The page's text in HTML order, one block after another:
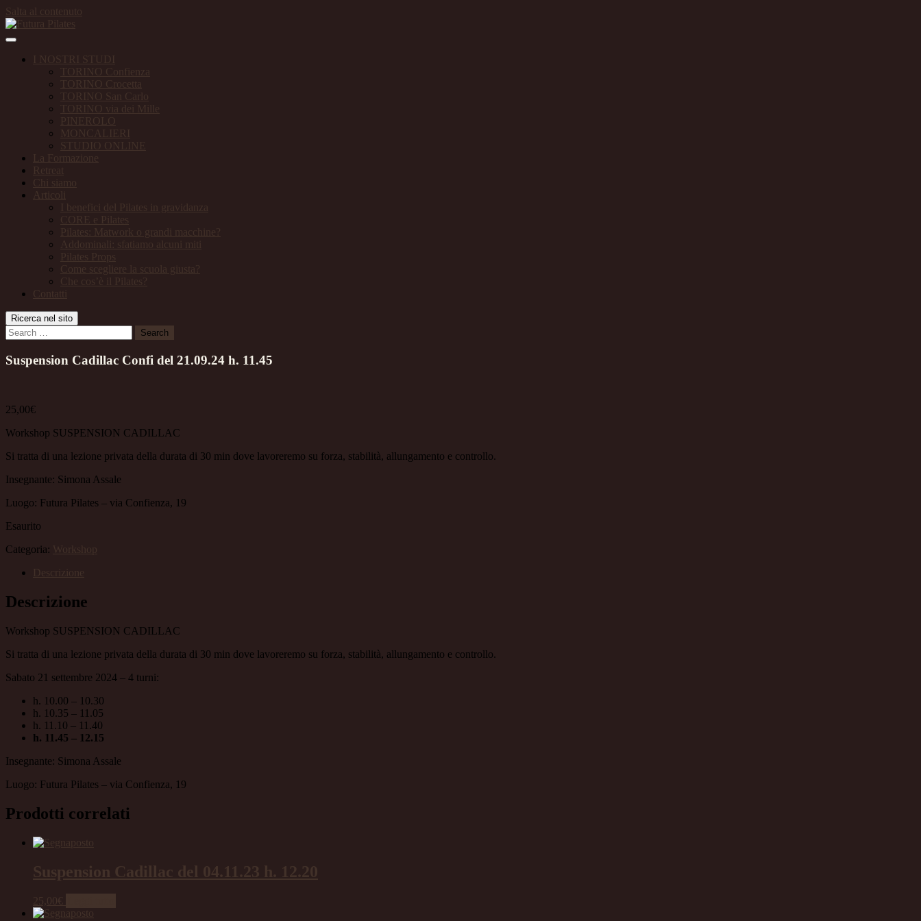
Salta al contenuto
I NOSTRI STUDI
TORINO Confienza
TORINO Crocetta
TORINO San Carlo
TORINO via dei Mille
PINEROLO
MONCALIERI
STUDIO ONLINE
La Formazione
Retreat
Chi siamo
Articoli
I benefici del Pilates in gravidanza
CORE e Pilates
Pilates: Matwork o grandi macchine?
Addominali: sfatiamo alcuni miti
Pilates Props
Come scegliere la scuola giusta?
Che cos’è il Pilates?
Contatti
Ricerca nel sito
Search
Suspension Cadillac Confi del 21.09.24 h. 11.45
25,00€
Workshop SUSPENSION CADILLAC
Si tratta di una lezione privata della durata di 30 min dove lavoreremo su forza, stabilità, allungamento e controllo.
Insegnante: Simona Assale
Luogo: Futura Pilates – via Confienza, 19
Esaurito
Categoria: Workshop
Descrizione
Descrizione
Workshop SUSPENSION CADILLAC
Si tratta di una lezione privata della durata di 30 min dove lavoreremo su forza, stabilità, allungamento e controllo.
Sabato 21 settembre 2024 – 4 turni:
h. 10.00 – 10.30
h. 10.35 – 11.05
h. 11.10 – 11.40
h. 11.45 – 12.15
Insegnante: Simona Assale
Luogo: Futura Pilates – via Confienza, 19
Prodotti correlati
Suspension Cadillac del 04.11.23 h. 12.20
25,00€